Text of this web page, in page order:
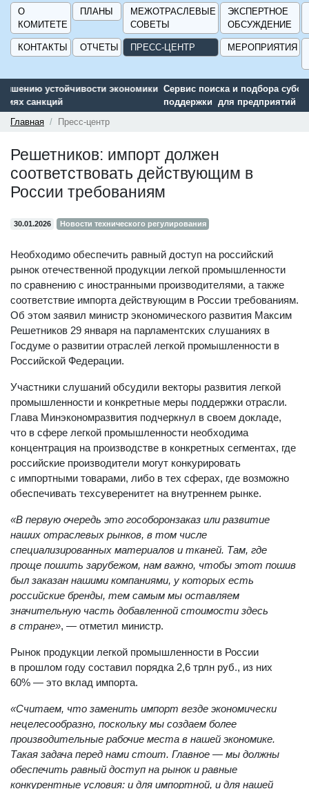
О
КОМИТЕТЕ
ПЛАНЫ
МЕЖОТРАСЛЕВЫЕ
СОВЕТЫ
ЭКСПЕРТНОЕ
ОБСУЖДЕНИЕ
КОНТАКТЫ ОТЧЕТЫ ПРЕСС-ЦЕНТР МЕРОПРИЯТИЯ
Сервис поиска и подбора субсидий и мер государственной
поддержки для предприятий - «Навигатор мер поддержки
ГИСП».
Решетников: импорт должен
соответствовать действующим в
России требованиям
Необходимо обеспечить равный доступ на российский
рынок отечественной продукции легкой промышленности
по сравнению с иностранными производителями, а также
соответствие импорта действующим в России требованиям.
Об этом заявил министр экономического развития Максим
Решетников 29 января на парламентских слушаниях в
Госдуме о развитии отраслей легкой промышленности в
Участники слушаний обсудили векторы развития легкой
промышленности и конкретные меры поддержки отрасли.
Глава Минэкономразвития подчеркнул в своем докладе,
что в сфере легкой промышленности необходима
концентрация на производстве в конкретных сегментах, где
российские производители могут конкурировать
с импортными товарами, либо в тех сферах, где возможно
«В первую очередь это гособоронзаказ или развитие
наших отраслевых рынков, в том числе
специализированных материалов и тканей. Там, где
проще пошить зарубежом, нам важно, чтобы этот пошив
был заказан нашими компаниями, у которых есть
российские бренды, тем самым мы оставляем
значительную часть добавленной стоимости здесь
Рынок продукции легкой промышленности в России
в прошлом году составил порядка 2,6 трлн руб., из них
«Считаем, что заменить импорт везде экономически
нецелесообразно, поскольку мы создаем более
производительные рабочие места в нашей экономике.
Такая задача перед нами стоит. Главное — мы должны
обеспечить равный доступ на рынок и равные